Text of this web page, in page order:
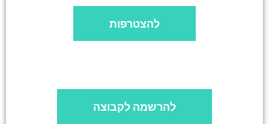
להצטרפות
להרשמה לקבוצה